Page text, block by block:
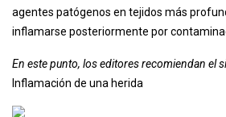
agentes patógenos en tejidos más
inflamarse posteriormente por
En este punto, los editores recomiendan el
Inflamación de una herida